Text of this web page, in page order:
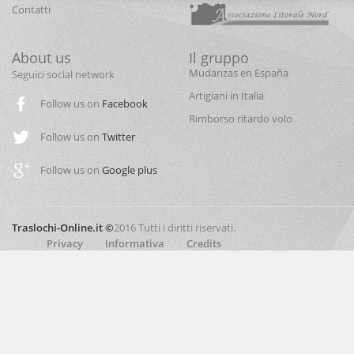
Contatti
About us
Seguici social network
Follow us onFacebook
Follow us on Twitter
Follow us onGoogle plus
Il gruppo
Mudanzas en España
Artigiani in Italia
Rimborso ritardo volo
Traslochi-Online.it ©2016 Tutti i diritti riservati.
Privacy
Informativa Credits